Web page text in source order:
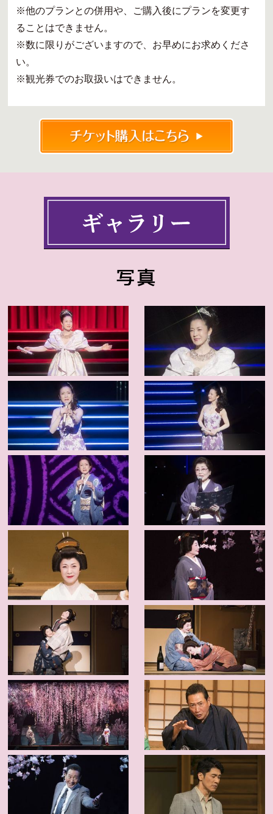
※他のプランとの併用や、ご購入後にプランを変更す
ることはできません。
※数に限りがございますので、お早めにお求めくださ
い。
※観光券でのお取扱いはできません。